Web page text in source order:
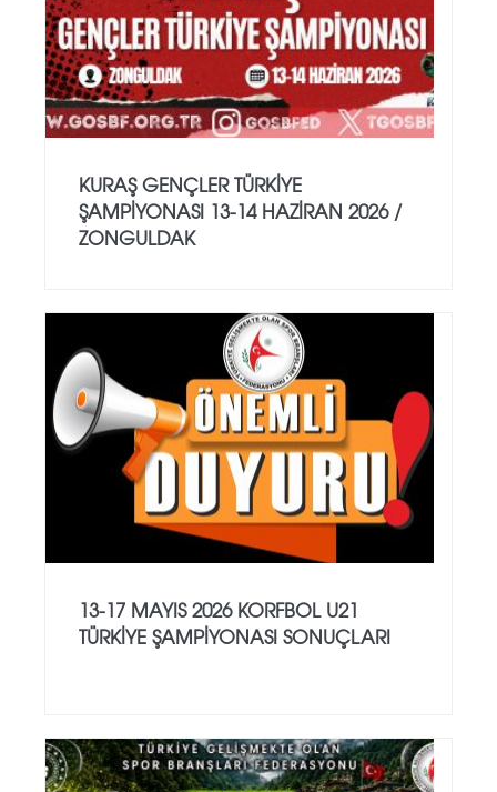
KURAŞ GENÇLER TÜRKİYE
ŞAMPİYONASI 13-14 HAZİRAN 2026 /
ZONGULDAK
13-17 MAYIS 2026 KORFBOL U21
TÜRKİYE ŞAMPİYONASI SONUÇLARI